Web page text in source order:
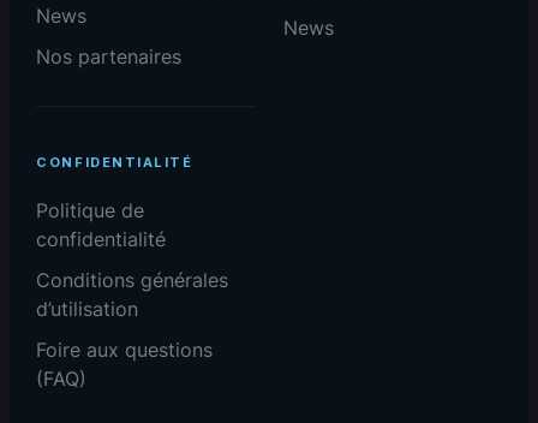
News
Nos partenaires
News
CONFIDENTIALITÉ
Politique de
confidentialité
Conditions générales
d’utilisation
Foire aux questions
(FAQ)